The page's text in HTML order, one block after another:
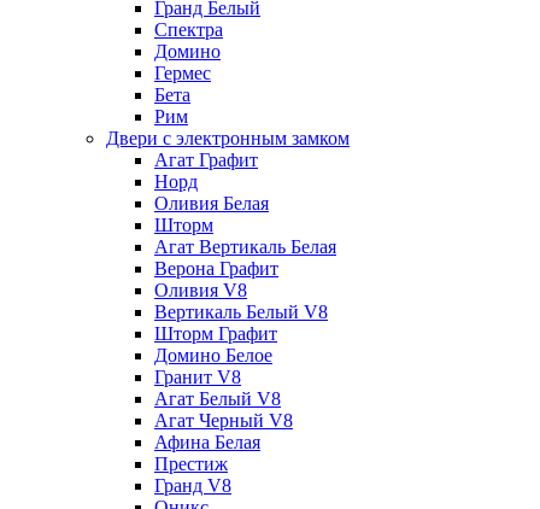
Гранд Белый
Спектра
Домино
Гермес
Бета
Рим
Двери с электронным замком
Агат Графит
Норд
Оливия Белая
Шторм
Агат Вертикаль Белая
Верона Графит
Оливия V8
Вертикаль Белый V8
Шторм Графит
Домино Белое
Гранит V8
Агат Белый V8
Агат Черный V8
Афина Белая
Престиж
Гранд V8